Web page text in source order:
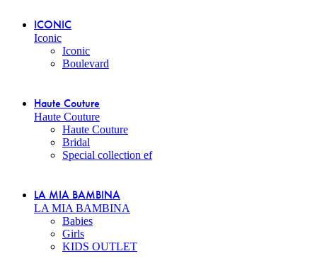
ICONIC
Iconic
Iconic
Boulevard
Haute Couture
Haute Couture
Haute Couture
Bridal
Special collection ef
LA MIA BAMBINA
LA MIA BAMBINA
Babies
Girls
KIDS OUTLET